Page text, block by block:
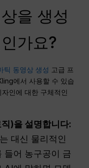
을 생성
가요?
틱 동영상 생성 고급 프
에서 사용할 수 있습
인에 대한 구체적인
)을 설명합니다:
대신 물리적인
들어 농구공이 금